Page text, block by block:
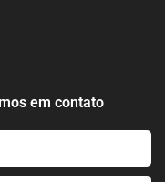
em contato